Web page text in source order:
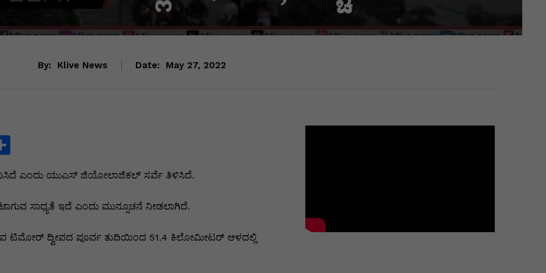
By: Klive News Date: May 27, 2022
S
h
ar
e
ಎಂದು ಯುಎಸ್ ಜಿಯೋಲಾಜಿಕಲ್ ಸರ್ವೆ ತಿಳಿಸಿದೆ.
ಸಾಧ್ಯತೆ ಇದೆ ಎಂದು ಮುನ್ಸೂಚನೆ ನೀಡಲಾಗಿದೆ.
ಟಿಮೋರ್ ದ್ವೀಪದ ಪೂರ್ವ ತುದಿಯಿಂದ 51.4 ಕಿಲೋಮೀಟರ್ ಆಳದಲ್ಲಿ